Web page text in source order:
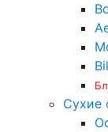
Сухие